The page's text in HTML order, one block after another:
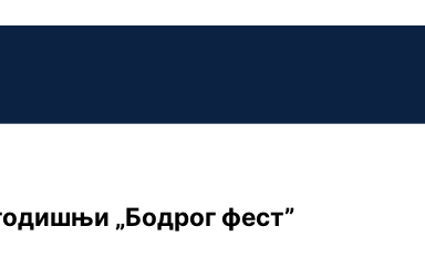
„Бодрог фест”